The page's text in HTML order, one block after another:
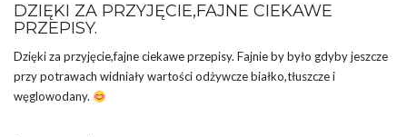
DZIĘKI ZA PRZYJĘCIE,FAJNE CIEKAWE
PRZEPISY.
Dzięki za przyjęcie,fajne ciekawe przepisy. Fajnie by było gdyby jeszcze
przy potrawach widniały wartości odżywcze białko,tłuszcze i
węglowodany.